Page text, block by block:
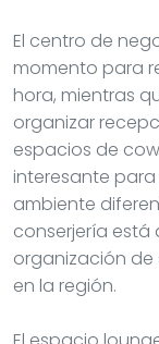
El centro de
momento para
hora, mientras
organizar
espacios de
interesante
ambiente
conserjería está
organización
en la región.